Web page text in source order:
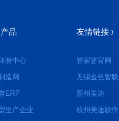
品
验中心
造网
ERP
生产企业
友情链接
管家婆官网
无锡金色智联
苏州美迪
杭州美迪软件